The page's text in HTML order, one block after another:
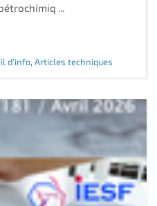
...
d'info, Articles techniques